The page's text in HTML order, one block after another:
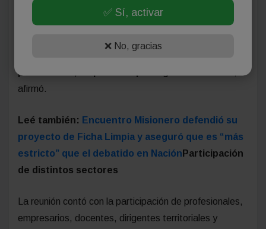
Estamos dispuestos a que nos eliminen todos
los impuestos nacionales y, a cambio, recibir un
provinciales, empezando por Ingresos Brutos
afirmó.
Leé también: Encuentro Misionero defendió su
proyecto de Ficha Limpia y aseguró que es “más
estricto” que el debatido en Nación Participación
de distintos sectores
La reunión contó con la participación de profesionales,
empresarios, docentes, dirigentes territoriales y
✅ Sí, activar
❌ No, gracias